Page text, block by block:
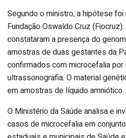
Segundo o ministro, a hipótese
Fundação Oswaldo Cruz
constataram a presença do
amostras de duas gestantes da
confirmados com microcefalia
ultrassonografia. O material
em amostras de líquido amniótico.
O Ministério da Saúde analisa e
casos de microcefalia em